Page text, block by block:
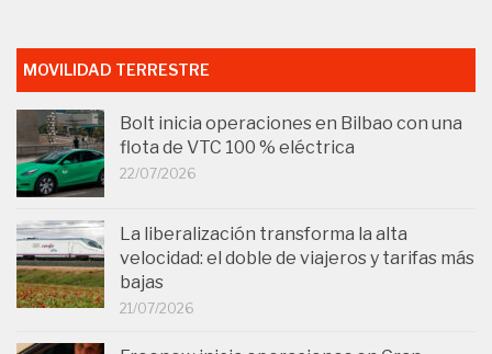
MOVILIDAD TERRESTRE
Bolt inicia operaciones en Bilbao con una
flota de VTC 100 % eléctrica
22/07/2026
La liberalización transforma la alta
velocidad: el doble de viajeros y tarifas más
bajas
21/07/2026